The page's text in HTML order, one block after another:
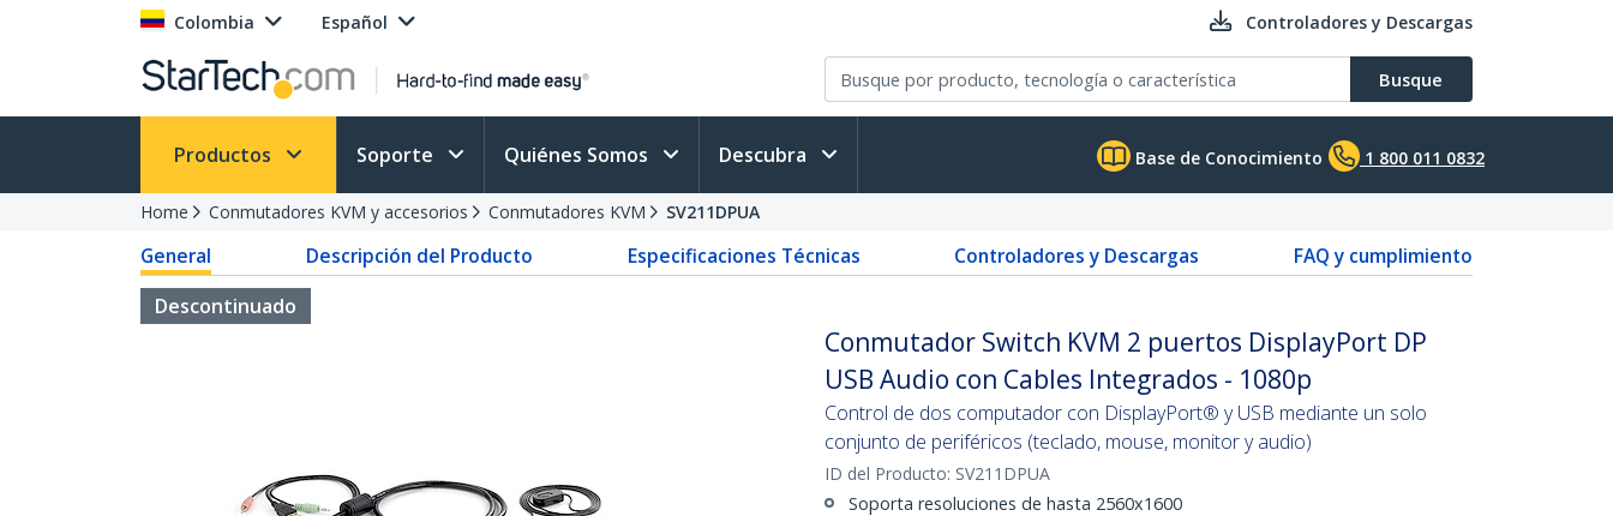
Colombia Español Controladores y Descargas
Busque
Productos Soporte Quiénes Somos Descubra Base de Conocimiento 1 800 011 0832
Home Conmutadores KVM y accesorios Conmutadores KVM SV211DPUA
General Descripción del Producto Especificaciones Técnicas Controladores y Descargas
FAQ y cumplimiento
Descontinuado
Conmutador Switch KVM 2 puertos DisplayPort DP
USB Audio con Cables Integrados - 1080p
Control de dos computador con DisplayPort® y USB mediante un solo
conjunto de periféricos (teclado, mouse, monitor y audio)
ID del Producto: SV211DPUA
Soporta resoluciones de hasta 2560x1600